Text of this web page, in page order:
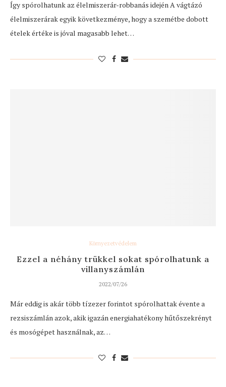
Így spórolhatunk az élelmiszerár-robbanás idején A vágtázó
élelmiszerárak egyik következménye, hogy a szemétbe dobott
ételek értéke is jóval magasabb lehet…
Környezetvédelem
Ezzel a néhány trükkel sokat spórolhatunk a
villanyszámlán
2022/07/26
Már eddig is akár több tízezer forintot spórolhattak évente a
rezsiszámlán azok, akik igazán energiahatékony hűtőszekrényt
és mosógépet használnak, az…